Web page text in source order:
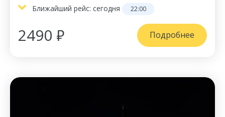
Ближайший рейс: сегодня 22:00
2490 ₽ Подробнее